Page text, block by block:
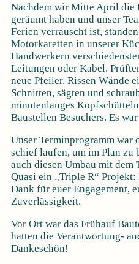
Nachdem wir Mitte April die
geräumt haben und unser
Ferien verrauscht ist,
Motorkaretten in unserer
Handwerkern
Leitungen oder Kabel.
neue Pfeiler. Rissen Wände
Schnitten, sägten und
minutenlanges
Baustellen Besuchers. Es
Unser Terminprogramm war
schief laufen, um im Plan zu
auch diesen Umbau mit
Quasi ein „Triple R“
Dank für euer Engagement,
Zuverlässigkeit.
Vor Ort war das Frühauf
hatten die Verantwortung-
Dankeschön!